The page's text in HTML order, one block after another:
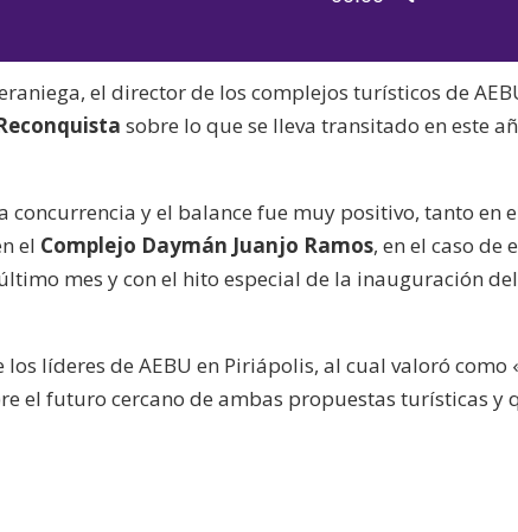
audio
teclas
de
flecha
aumentar
o
disminuir
volumen.
el director de los complejos turísticos de
sobre lo que se lleva transitado en este
concurrencia y el balance fue muy positivo, tanto en
el Complejo Daymán Juanjo Ramos, en el caso de
mes y con el hito especial de la inauguración del
líderes de AEBU en Piriápolis, al cual valoró como
el futuro cercano de ambas propuestas turísticas y